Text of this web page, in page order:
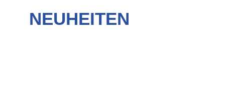
NEUHEITEN